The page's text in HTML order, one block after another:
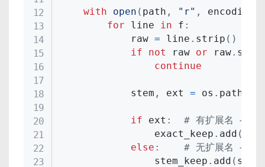
with open ( path , "r" , encoding
for line in f :
            raw
= line . strip ( )
if
not raw or raw.
continue
            stem
, ext = os . path
if ext :
# 有扩展名 → 精
                exact_keep
. add (
else :
# 无扩展名 →
                stem_keep
. add ( stem